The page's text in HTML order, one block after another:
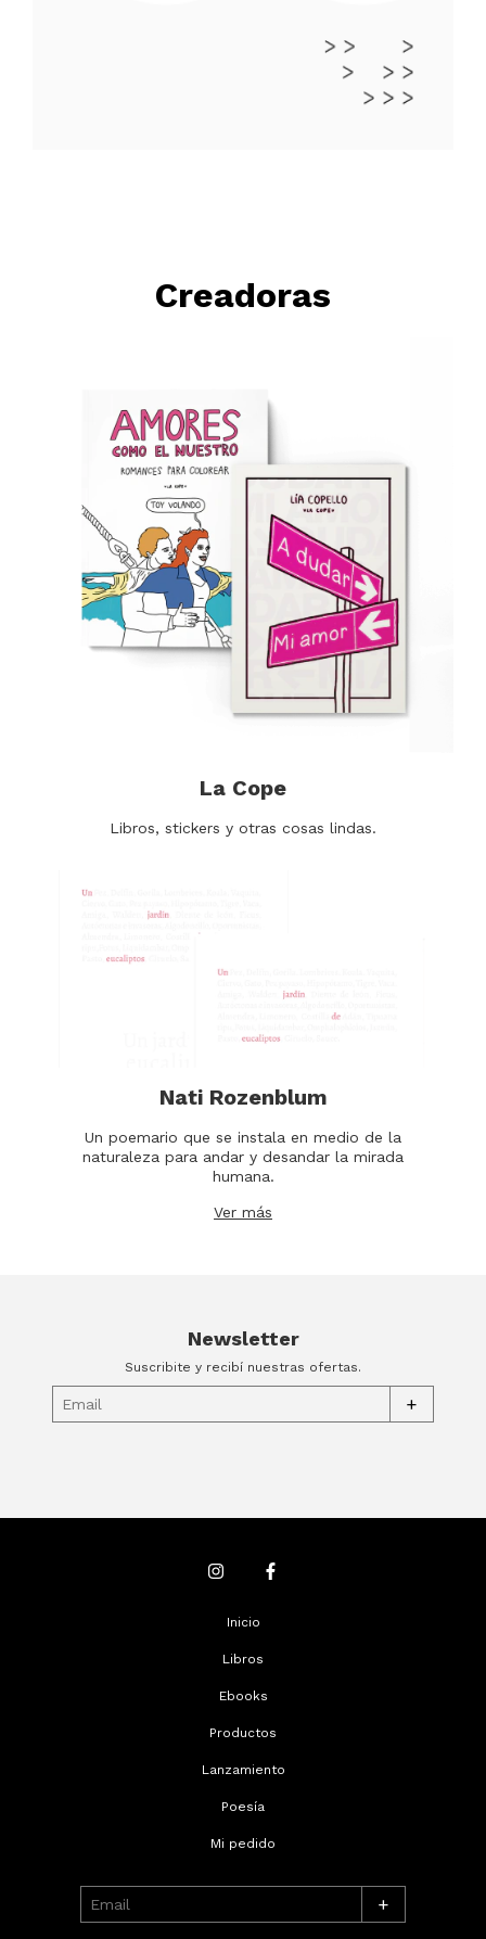
Creadoras
La Cope
Libros, stickers y otras cosas lindas.
Nati Rozenblum
Un poemario que se instala en medio de la
naturaleza para andar y desandar la mirada
humana.
Ver más
Newsletter
Suscribite y recibí nuestras ofertas.
+
Inicio
Libros
Ebooks
Productos
Lanzamiento
Poesía
Mi pedido
+